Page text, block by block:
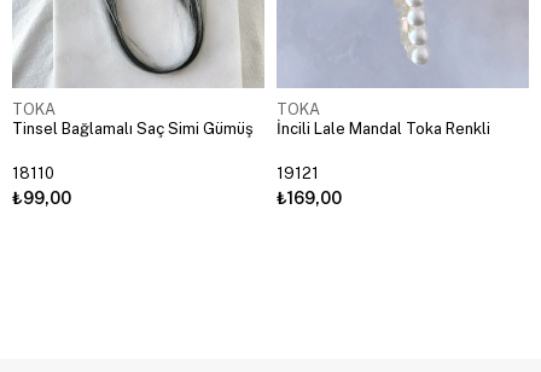
TOKA
Tinsel Bağlamalı Saç Simi Gümüş
18110
₺99,00
TOKA
İncili Lale Mandal Toka Renkli
19121
₺169,00